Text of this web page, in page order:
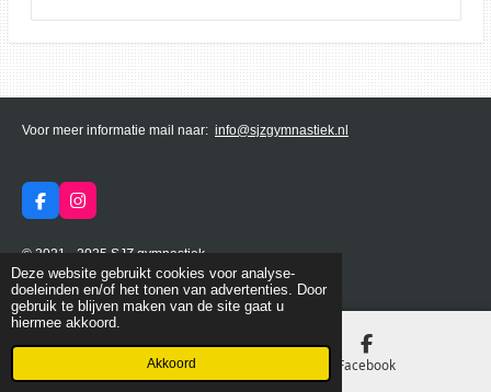
Deze website gebruikt cookies voor analyse-
doeleinden en/of het tonen van advertenties. Door
gebruik te blijven maken van de site gaat u
hiermee akkoord.
Akkoord
Voor meer informatie mail naar: info@sjzgymnastiek.nl
F
a
e
b
o
o
k
I
n
t
a
g
r
a
© 2021 - 2025 SJZ gymnastiek
Powered byJouwWeb
E-mailadres Facebook